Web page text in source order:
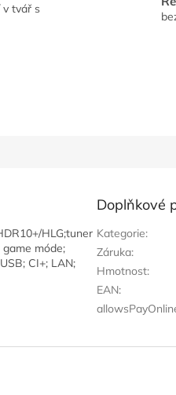
v tvář s
HLG;tuner
game móde;
CI+; LAN;
Doplňkové
Kategorie:
Záruka:
Hmotnost:
EAN: